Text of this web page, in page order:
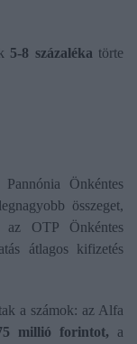
5-8 százaléka törte
Önkéntes
összeget,
OTP Önkéntes
átlagos kifizetés
a számok: az Alfa
millió forintot, a